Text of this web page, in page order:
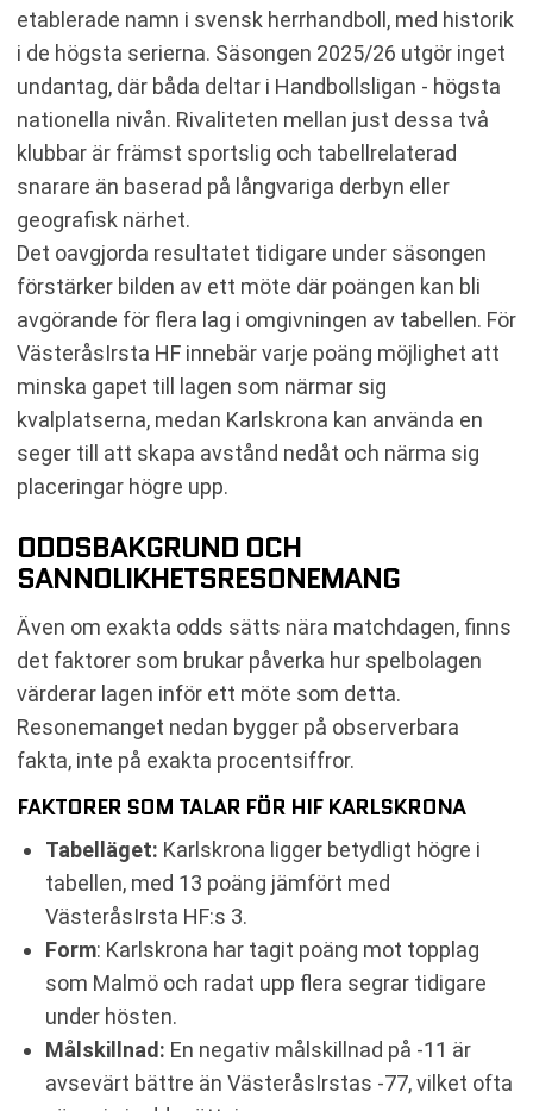
etablerade namn i svensk herrhandboll, med historik
i de högsta serierna. Säsongen 2025/26 utgör inget
undantag, där båda deltar i Handbollsligan - högsta
nationella nivån. Rivaliteten mellan just dessa två
klubbar är främst sportslig och tabellrelaterad
snarare än baserad på långvariga derbyn eller
geografisk närhet.
Det oavgjorda resultatet tidigare under säsongen
förstärker bilden av ett möte där poängen kan bli
avgörande för flera lag i omgivningen av tabellen. För
VästeråsIrsta HF innebär varje poäng möjlighet att
minska gapet till lagen som närmar sig
kvalplatserna, medan Karlskrona kan använda en
seger till att skapa avstånd nedåt och närma sig
placeringar högre upp.
ODDSBAKGRUND OCH
SANNOLIKHETSRESONEMANG
Även om exakta odds sätts nära matchdagen, finns
det faktorer som brukar påverka hur spelbolagen
värderar lagen inför ett möte som detta.
Resonemanget nedan bygger på observerbara
fakta, inte på exakta procentsiffror.
FAKTORER SOM TALAR FÖR HIF KARLSKRONA
Tabelläget: Karlskrona ligger betydligt högre i
tabellen, med 13 poäng jämfört med
VästeråsIrsta HF:s 3.
Form: Karlskrona har tagit poäng mot topplag
som Malmö och radat upp flera segrar tidigare
under hösten.
Målskillnad: En negativ målskillnad på -11 är
avsevärt bättre än VästeråsIrstas -77, vilket ofta